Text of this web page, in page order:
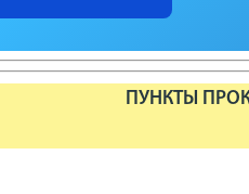
ПУНКТЫ